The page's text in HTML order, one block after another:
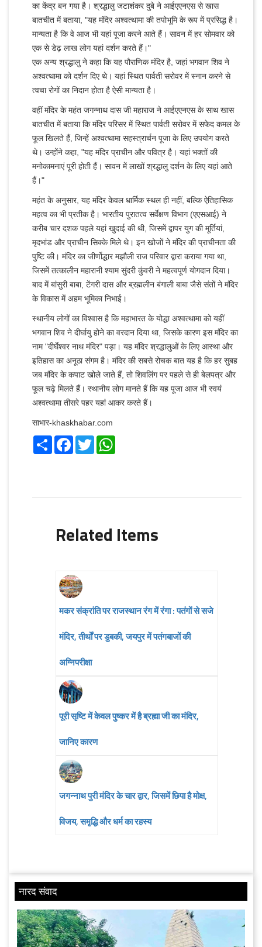
का केंद्र बन गया है। श्रद्धालु जटाशंकर दुबे ने आईएएनएस से खास
बातचीत में बताया, "यह मंदिर अश्वत्थामा की तपोभूमि के रूप में प्रसिद्ध है।
मान्यता है कि वे आज भी यहां पूजा करने आते हैं। सावन में हर सोमवार को
एक से डेढ़ लाख लोग यहां दर्शन करते हैं।"
एक अन्य श्रद्धालु ने कहा कि यह पौराणिक मंदिर है, जहां भगवान शिव ने
अश्वत्थामा को दर्शन दिए थे। यहां स्थित पार्वती सरोवर में स्नान करने से
त्वचा रोगों का निदान होता है ऐसी मान्यता है।
वहीं मंदिर के महंत जगन्नाथ दास जी महाराज ने आईएएनएस के साथ खास
बातचीत में बताया कि मंदिर परिसर में स्थित पार्वती सरोवर में सफेद कमल के
फूल खिलते हैं, जिन्हें अश्वत्थामा सहस्त्रार्चन पूजा के लिए उपयोग करते
थे। उन्होंने कहा, "यह मंदिर प्राचीन और पवित्र है। यहां भक्तों की
मनोकामनाएं पूरी होती हैं। सावन में लाखों श्रद्धालु दर्शन के लिए यहां आते
हैं।"
महंत के अनुसार, यह मंदिर केवल धार्मिक स्थल ही नहीं, बल्कि ऐतिहासिक
महत्व का भी प्रतीक है। भारतीय पुरातत्व सर्वेक्षण विभाग (एएसआई) ने
करीब चार दशक पहले यहां खुदाई की थी, जिसमें द्वापर युग की मूर्तियां,
मृदभांड और प्राचीन सिक्के मिले थे। इन खोजों ने मंदिर की प्राचीनता की
पुष्टि की। मंदिर का जीर्णोद्धार मझौली राज परिवार द्वारा कराया गया था,
जिसमें तत्कालीन महारानी श्याम सुंदरी कुंवरी ने महत्वपूर्ण योगदान दिया।
बाद में बांसुरी बाबा, टेंगरी दास और ब्रह्मलीन बंगाली बाबा जैसे संतों ने मंदिर
के विकास में अहम भूमिका निभाई।
स्थानीय लोगों का विश्वास है कि महाभारत के योद्धा अश्वत्थामा को यहीं
भगवान शिव ने दीर्घायु होने का वरदान दिया था, जिसके कारण इस मंदिर का
नाम "दीर्घेश्वर नाथ मंदिर" पड़ा। यह मंदिर श्रद्धालुओं के लिए आस्था और
इतिहास का अनूठा संगम है। मंदिर की सबसे रोचक बात यह है कि हर सुबह
जब मंदिर के कपाट खोले जाते हैं, तो शिवलिंग पर पहले से ही बेलपत्र और
फूल चढ़े मिलते हैं। स्थानीय लोग मानते हैं कि यह पूजा आज भी स्वयं
अश्वत्थामा तीसरे पहर यहां आकर करते हैं।
साभार-khaskhabar.com
Share Facebook
Twitter
Related Items
मकर संक्रांति पर राजस्थान रंग में रंगा : पतंगों से सजे
मंदिर, तीर्थों पर डुबकी, जयपुर में पतंगबाजों की
अग्निपरीक्षा
पूरी सृष्टि में केवल पुष्कर में है ब्रह्मा जी का मंदिर,
जानिए कारण
जगन्नाथ पुरी मंदिर के चार द्वार, जिसमें छिपा है मोक्ष,
विजय, समृद्धि और धर्म का रहस्य
नारद संवाद